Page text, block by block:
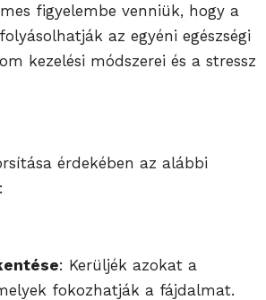
figyelembe venniük, hogy a
az egyéni egészségi
kezelési módszerei és a stressz
érdekében az alábbi
: Kerüljék azokat a
fokozhatják a fájdalmat.